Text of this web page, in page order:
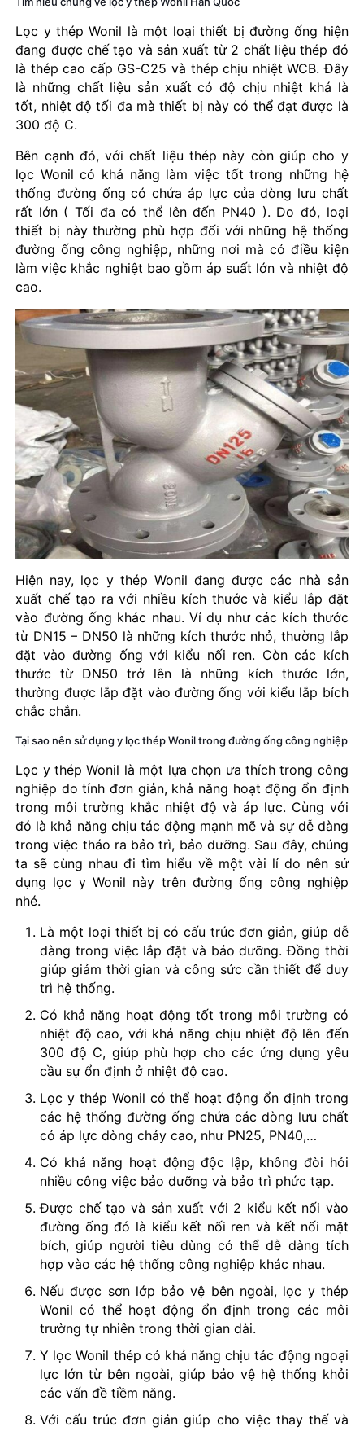
Lọc y thép Wonil là một loại thiết bị đường ống hiện
đang được chế tạo và sản xuất từ 2 chất liệu thép đó
là thép cao cấp GS-C25 và thép chịu nhiệt WCB. Đây
là những chất liệu sản xuất có độ chịu nhiệt khá là
tốt, nhiệt độ tối đa mà thiết bị này có thể đạt được là
300 độ C.
Bên cạnh đó, với chất liệu thép này còn giúp cho y
lọc Wonil có khả năng làm việc tốt trong những hệ
thống đường ống có chứa áp lực của dòng lưu chất
rất lớn ( Tối đa có thể lên đến PN40 ). Do đó, loại
thiết bị này thường phù hợp đối với những hệ thống
đường ống công nghiệp, những nơi mà có điều kiện
làm việc khắc nghiệt bao gồm áp suất lớn và nhiệt độ
cao.
Hiện nay, lọc y thép Wonil đang được các nhà sản
xuất chế tạo ra với nhiều kích thước và kiểu lắp đặt
vào đường ống khác nhau. Ví dụ như các kích thước
từ DN15 – DN50 là những kích thước nhỏ, thường lắp
đặt vào đường ống với kiểu nối ren. Còn các kích
thước từ DN50 trở lên là những kích thước lớn,
thường được lắp đặt vào đường ống với kiểu lắp bích
chắc chắn.
Tại sao nên sử dụng y lọc thép Wonil trong đường ống công nghiệp
Lọc y thép Wonil là một lựa chọn ưa thích trong công
nghiệp do tính đơn giản, khả năng hoạt động ổn định
trong môi trường khắc nhiệt độ và áp lực. Cùng với
đó là khả năng chịu tác động mạnh mẽ và sự dễ dàng
trong việc tháo ra bảo trì, bảo dưỡng. Sau đây, chúng
ta sẽ cùng nhau đi tìm hiểu về một vài lí do nên sử
dụng lọc y Wonil này trên đường ống công nghiệp
nhé.
Là một loại thiết bị có cấu trúc đơn giản, giúp dễ
dàng trong việc lắp đặt và bảo dưỡng. Đồng thời
giúp giảm thời gian và công sức cần thiết để duy
trì hệ thống.
Có khả năng hoạt động tốt trong môi trường có
nhiệt độ cao, với khả năng chịu nhiệt độ lên đến
300 độ C, giúp phù hợp cho các ứng dụng yêu
cầu sự ổn định ở nhiệt độ cao.
Lọc y thép Wonil có thể hoạt động ổn định trong
các hệ thống đường ống chứa các dòng lưu chất
có áp lực dòng chảy cao, như PN25, PN40,…
Có khả năng hoạt động độc lập, không đòi hỏi
nhiều công việc bảo dưỡng và bảo trì phức tạp.
Được chế tạo và sản xuất với 2 kiểu kết nối vào
đường ống đó là kiểu kết nối ren và kết nối mặt
bích, giúp người tiêu dùng có thể dễ dàng tích
hợp vào các hệ thống công nghiệp khác nhau.
Nếu được sơn lớp bảo vệ bên ngoài, lọc y thép
Wonil có thể hoạt động ổn định trong các môi
trường tự nhiên trong thời gian dài.
Y lọc Wonil thép có khả năng chịu tác động ngoại
lực lớn từ bên ngoài, giúp bảo vệ hệ thống khỏi
các vấn đề tiềm năng.
Với cấu trúc đơn giản giúp cho việc thay thế và